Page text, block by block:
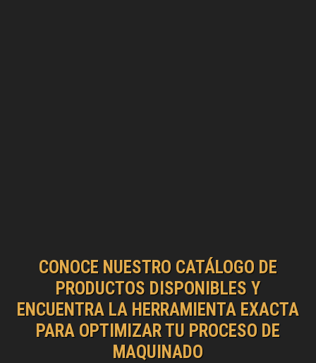
CONOCE NUESTRO CATÁLOGO DE
PRODUCTOS DISPONIBLES Y
ENCUENTRA LA HERRAMIENTA EXACTA
PARA OPTIMIZAR TU PROCESO DE
MAQUINADO